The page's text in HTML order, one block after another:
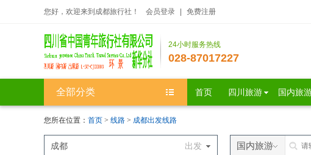
您好，欢迎来到成都旅行社！ 会员登录 免费注册
24小时服务热线
028-87017227
全部分类 首页 四川旅游 国内旅
您所在位置： 首页 > 线路 > 成都出发线路
出发
成都 国内旅游